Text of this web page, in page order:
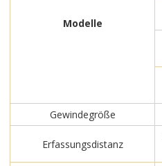
Modelle
Gewindegröße
Erfassungsdistanz